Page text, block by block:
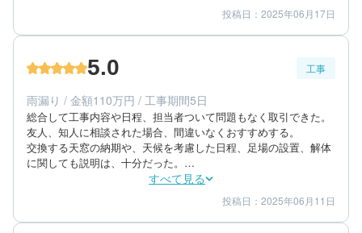
金額感 4
担当者 3
40代/男性/一戸建て
築年数：15年
投稿日：2025年06月17日
5.0 工事
雨漏り / 金額110万円 / 工事期間5日
総合して工事内容や日程、担当者ついて問題もなく取引できた。
友人、知人に相談された場合、間違いなくおすすめする。
交換する天窓の納期や、天候を考慮した日程、足場の設置、解体
に関しても説明は、十分だった。
工事内容にも、工事箇所の仕上がりにも満足できた。時間がたっ
すべて見る
仕上がり 5
満足度 5
投稿日：2025年06月11日